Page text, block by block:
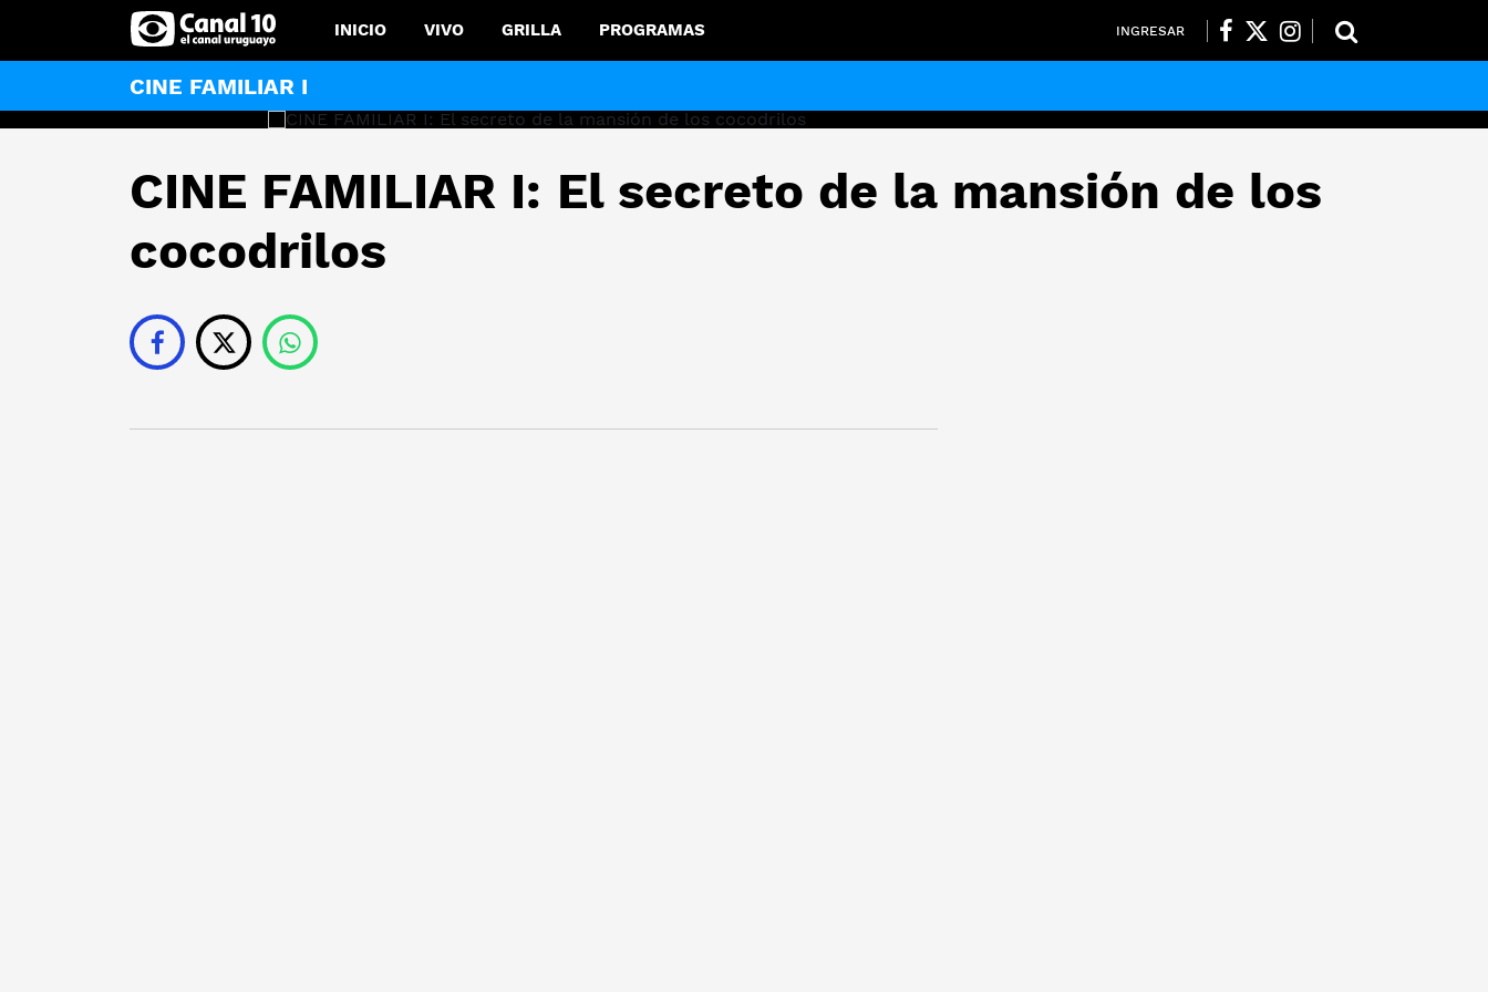
INICIO VIVO GRILLA PROGRAMAS INGRESAR
CINE FAMILIAR I
CINE FAMILIAR I: El secreto de la mansión de los
cocodrilos